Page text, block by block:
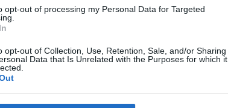
opt-out of processing my Personal Data for Targeted
opt-out of Collection, Use, Retention, Sale, and/or Sharing
Data that Is Unrelated with the Purposes for which it
Péntek, Mikor
trackback címe:
api/trackback/id/3244953